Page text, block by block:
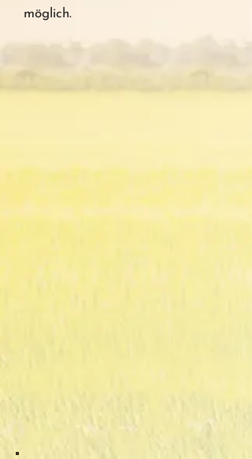
möglich.